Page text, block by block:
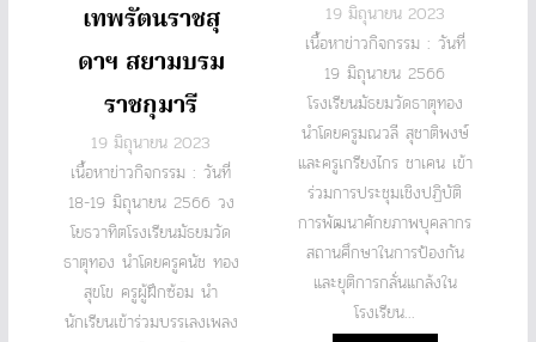
เทพรัตนราชสุ
ดาฯ สยามบรม
ราชกุมารี
19 มิถุนายน 2023
เนื้อหาข่าวกิจกรรม : วันที่
18-19 มิถุนายน 2566 วง
โยธวาทิตโรงเรียนมัธยมวัด
ธาตุทอง นำโดยครูคนัช ทอง
สุขโข ครูผู้ฝึกซ้อม นำ
นักเรียนเข้าร่วมบรรเลงเพลง
19 มิถุนายน 2023
เนื้อหาข่าวกิจกรรม : วันที่
19 มิถุนายน 2566
โรงเรียนมัธยมวัดธาตุทอง
นำโดยครูมณวลี สุชาติพงษ์
และครูเกรียงไกร ชาเคน เข้า
ร่วมการประชุมเชิงปฏิบัติ
การพัฒนาศักยภาพบุคลากร
สถานศึกษาในการป้องกัน
และยุติการกลั่นแกล้งใน
โรงเรียน...